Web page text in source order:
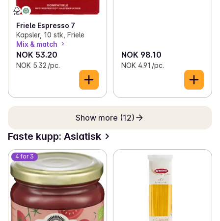
Friele Espresso 7
Kapsler, 10 stk, Friele
Mix & match
NOK 53.20
NOK 5.32 /pc.
NOK 98.10
NOK 4.91 /pc.
Show more (12)
Faste kupp: Asiatisk
4 for 3